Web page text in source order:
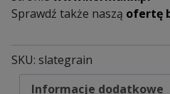
Sprawdź także naszą ofertę
SKU: slategrain
Informacje dodatkowe